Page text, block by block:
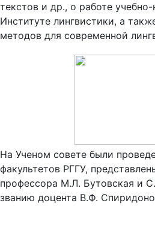
текстов и др., о работе
Институте лингвистики, а
методов для современной
На Ученом совете были
факультетов РГГУ,
профессора М.Л. Бутовская и
званию доцента В.Ф.